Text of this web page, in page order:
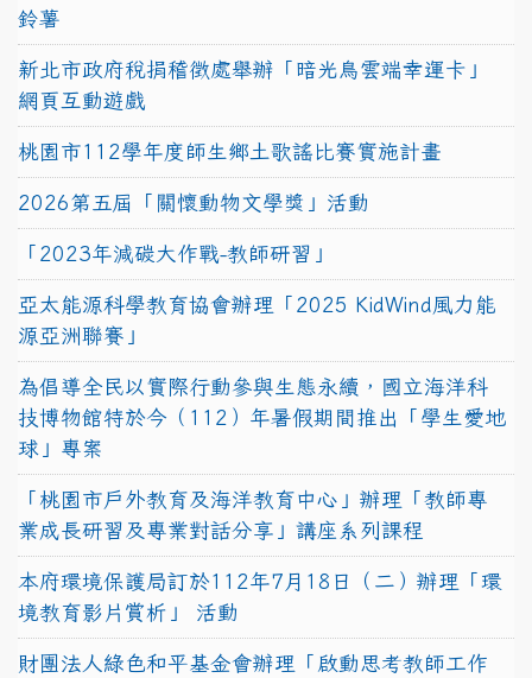
鈴薯
新北市政府稅捐稽徵處舉辦「暗光鳥雲端幸運卡」
網頁互動遊戲
桃園市112學年度師生鄉土歌謠比賽實施計畫
2026第五屆「關懷動物文學獎」活動
「2023年減碳大作戰-教師研習」
亞太能源科學教育協會辦理「2025 KidWind風力能
源亞洲聯賽」
為倡導全民以實際行動參與生態永續，國立海洋科
技博物館特於今（112）年暑假期間推出「學生愛地
球」專案
「桃園市戶外教育及海洋教育中心」辦理「教師專
業成長研習及專業對話分享」講座系列課程
本府環境保護局訂於112年7月18日（二）辦理「環
境教育影片賞析」 活動
財團法人綠色和平基金會辦理「啟動思考教師工作